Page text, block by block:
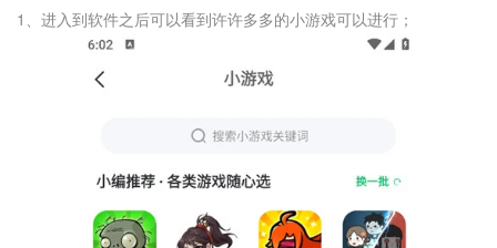
1、进入到软件之后可以看到许许多多的小游戏可以进行；